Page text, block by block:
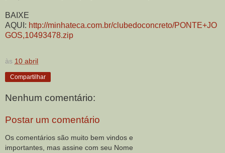
BAIXE
AQUI: http://minhateca.com.br/clubedoconcreto/PONTE+JO
GOS,10493478.zip
às 10 abril
Compartilhar
Nenhum comentário:
Postar um comentário
Os comentários são muito bem vindos e
importantes, mas assine com seu Nome